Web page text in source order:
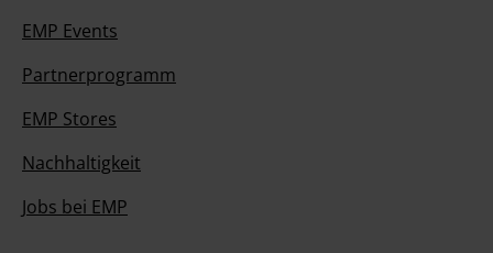
EMP Events
Partnerprogramm
EMP Stores
Nachhaltigkeit
Jobs bei EMP